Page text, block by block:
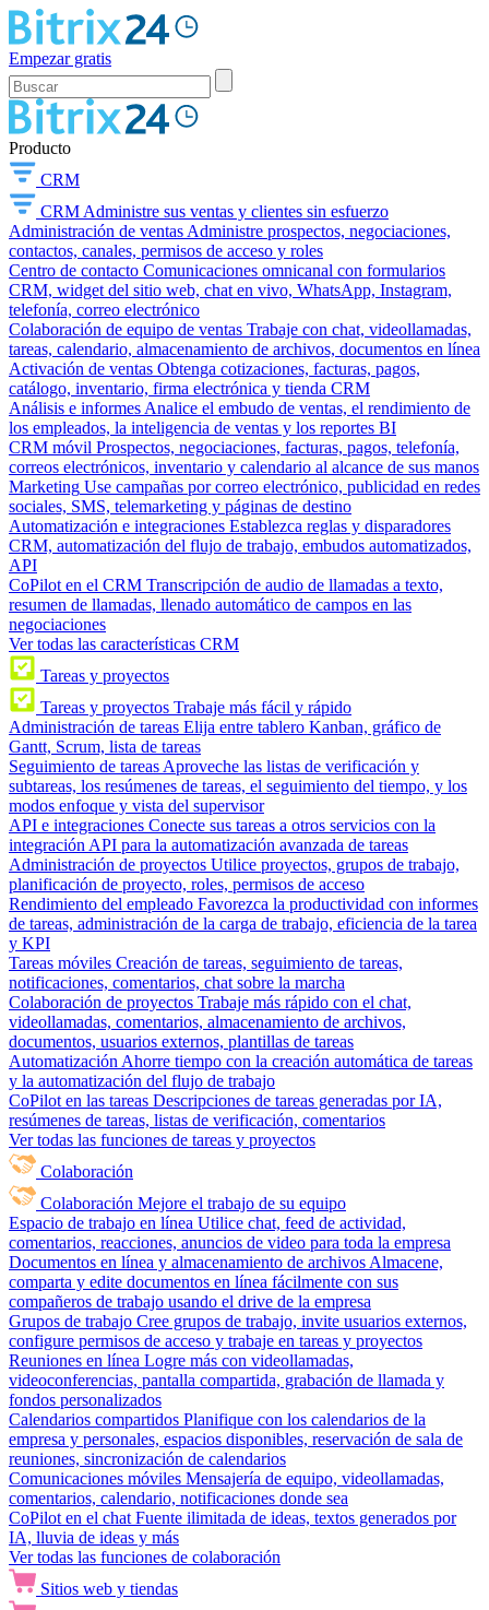
Empezar gratis
Producto
CRM
CRM Administre sus ventas y clientes sin esfuerzo
Administración de ventas Administre prospectos, negociaciones,
contactos, canales, permisos de acceso y roles
Centro de contacto Comunicaciones omnicanal con formularios
CRM, widget del sitio web, chat en vivo, WhatsApp, Instagram,
telefonía, correo electrónico
Colaboración de equipo de ventas Trabaje con chat, videollamadas,
tareas, calendario, almacenamiento de archivos, documentos en línea
Activación de ventas Obtenga cotizaciones, facturas, pagos,
catálogo, inventario, firma electrónica y tienda CRM
Análisis e informes Analice el embudo de ventas, el rendimiento de
los empleados, la inteligencia de ventas y los reportes BI
CRM móvil Prospectos, negociaciones, facturas, pagos, telefonía,
correos electrónicos, inventario y calendario al alcance de sus manos
Marketing Use campañas por correo electrónico, publicidad en redes
sociales, SMS, telemarketing y páginas de destino
Automatización e integraciones Establezca reglas y disparadores
CRM, automatización del flujo de trabajo, embudos automatizados,
API
CoPilot en el CRM Transcripción de audio de llamadas a texto,
resumen de llamadas, llenado automático de campos en las
negociaciones
Ver todas las características CRM
Tareas y proyectos
Tareas y proyectos Trabaje más fácil y rápido
Administración de tareas Elija entre tablero Kanban, gráfico de
Gantt, Scrum, lista de tareas
Seguimiento de tareas Aproveche las listas de verificación y
subtareas, los resúmenes de tareas, el seguimiento del tiempo, y los
modos enfoque y vista del supervisor
API e integraciones Conecte sus tareas a otros servicios con la
integración API para la automatización avanzada de tareas
Administración de proyectos Utilice proyectos, grupos de trabajo,
planificación de proyecto, roles, permisos de acceso
Rendimiento del empleado Favorezca la productividad con informes
de tareas, administración de la carga de trabajo, eficiencia de la tarea
y KPI
Tareas móviles Creación de tareas, seguimiento de tareas,
notificaciones, comentarios, chat sobre la marcha
Colaboración de proyectos Trabaje más rápido con el chat,
videollamadas, comentarios, almacenamiento de archivos,
documentos, usuarios externos, plantillas de tareas
Automatización Ahorre tiempo con la creación automática de tareas
y la automatización del flujo de trabajo
CoPilot en las tareas Descripciones de tareas generadas por IA,
resúmenes de tareas, listas de verificación, comentarios
Ver todas las funciones de tareas y proyectos
Colaboración
Colaboración Mejore el trabajo de su equipo
Espacio de trabajo en línea Utilice chat, feed de actividad,
comentarios, reacciones, anuncios de video para toda la empresa
Documentos en línea y almacenamiento de archivos Almacene,
comparta y edite documentos en línea fácilmente con sus
compañeros de trabajo usando el drive de la empresa
Grupos de trabajo Cree grupos de trabajo, invite usuarios externos,
configure permisos de acceso y trabaje en tareas y proyectos
Reuniones en línea Logre más con videollamadas,
videoconferencias, pantalla compartida, grabación de llamada y
fondos personalizados
Calendarios compartidos Planifique con los calendarios de la
empresa y personales, espacios disponibles, reservación de sala de
reuniones, sincronización de calendarios
Comunicaciones móviles Mensajería de equipo, videollamadas,
comentarios, calendario, notificaciones donde sea
CoPilot en el chat Fuente ilimitada de ideas, textos generados por
IA, lluvia de ideas y más
Ver todas las funciones de colaboración
Sitios web y tiendas